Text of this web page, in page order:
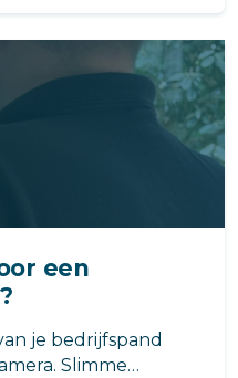
een
je bedrijfspand
Slimme